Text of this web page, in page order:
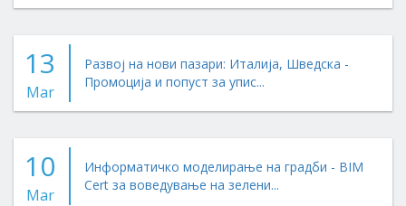
13
Mar
Развој на нови пазари: Италија, Шведска -
Промоција и попуст за упис...
10
Mar
Информатичко моделирање на градби - BIM
Cert за воведување на зелени...